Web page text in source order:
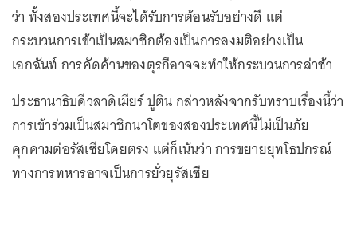
ว่า ทั้งสองประเทศนี้จะได้รับการต้อนรับอย่างดี แต่
กระบวนการเข้าเป็นสมาชิกต้องเป็นการลงมติอย่างเป็น
เอกฉันท์ การคัดค้านของตุรกีอาจจะทำให้กระบวนการล่าช้า
ประธานาธิบดีวลาดิเมียร์ ปูติน กล่าวหลังจากรับทราบเรื่องนี้ว่า
การเข้าร่วมเป็นสมาชิกนาโตของสองประเทศนี้ไม่เป็นภัย
คุกคามต่อรัสเซียโดยตรง แต่ก็เน้นว่า การขยายยุทโธปกรณ์
ทางการทหารอาจเป็นการยั่วยุรัสเซีย